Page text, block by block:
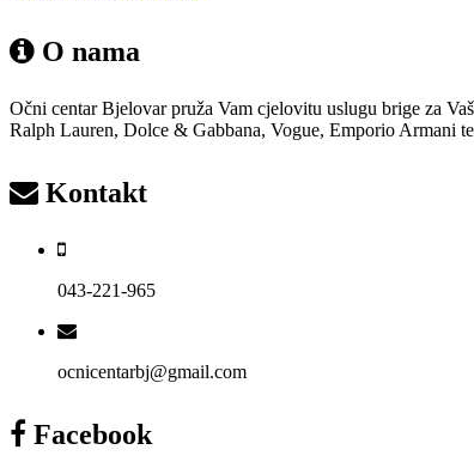
O nama
Očni centar Bjelovar pruža Vam cjelovitu uslugu brige za
Ralph Lauren, Dolce & Gabbana, Vogue, Emporio Armani
Kontakt
043-221-965
ocnicentarbj@gmail.com
Facebook